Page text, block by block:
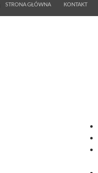
STRONA GŁÓWNA KONTAKT